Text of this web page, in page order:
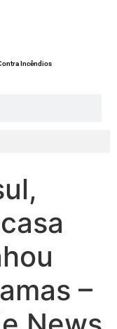
Incêndios
–